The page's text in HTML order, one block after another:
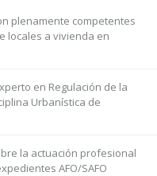
plenamente competentes
locales a vivienda en
en Regulación de la
Urbanística de
la actuación profesional
AFO/SAFO